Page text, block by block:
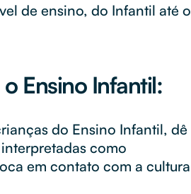
de ensino, do Infantil até o
Ensino Infantil:
do Ensino Infantil, dê
como
em contato com a cultura